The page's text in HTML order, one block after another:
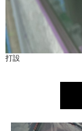
打設